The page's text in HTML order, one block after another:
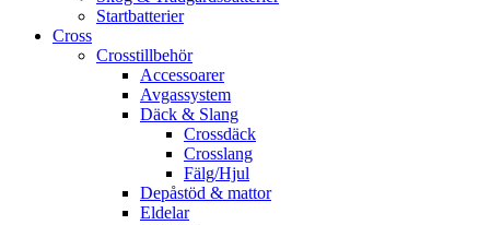
Startbatterier
Cross
Crosstillbehör
Accessoarer
Avgassystem
Däck & Slang
Crossdäck
Crosslang
Fälg/Hjul
Depåstöd & mattor
Eldelar